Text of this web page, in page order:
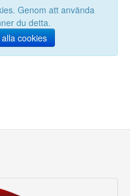
Genom att använda
du detta.
cookies